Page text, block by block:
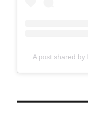
A post shared by